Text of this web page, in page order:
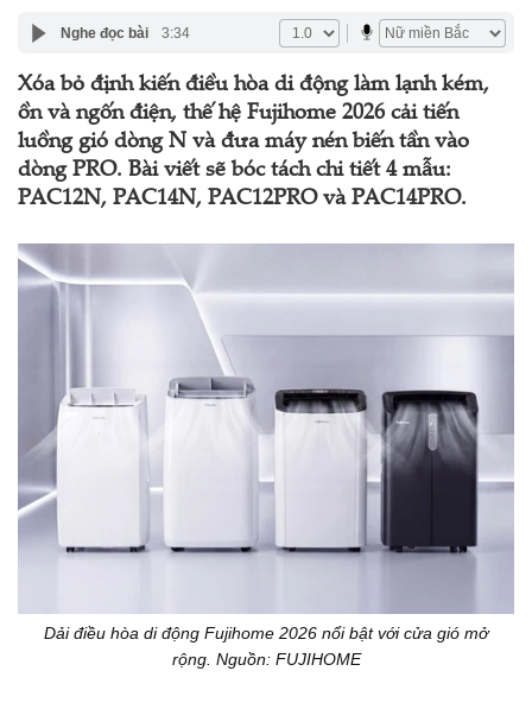
Nghe đọc bài 3:34
Xóa bỏ định kiến điều hòa di động làm lạnh kém,
ồn và ngốn điện, thế hệ Fujihome 2026 cải tiến
luồng gió dòng N và đưa máy nén biến tần vào
dòng PRO. Bài viết sẽ bóc tách chi tiết 4 mẫu:
PAC12N, PAC14N, PAC12PRO và PAC14PRO.
Dải điều hòa di động Fujihome 2026 nổi bật với cửa gió mở
rộng. Nguồn: FUJIHOME